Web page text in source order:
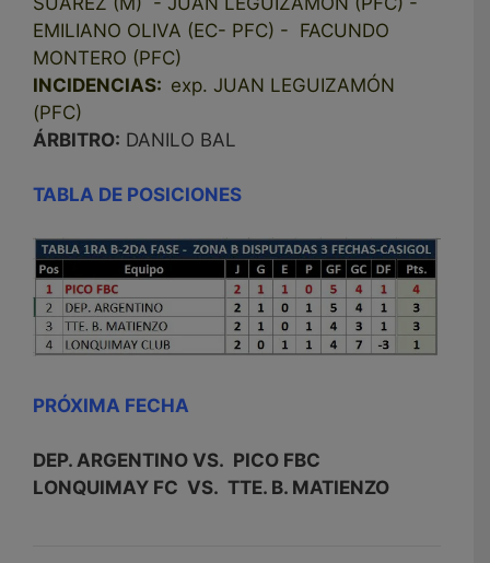
EMILIANO OLIVA (EC- PFC) - FACUNDO
MONTERO (PFC)
INCIDENCIAS: exp. JUAN LEGUIZAMÓN
(PFC)
ÁRBITRO: DANILO BAL
TABLA DE POSICIONES
PRÓXIMA FECHA
DEP. ARGENTINO VS. PICO FBC
LONQUIMAY FC VS. TTE. B. MATIENZO